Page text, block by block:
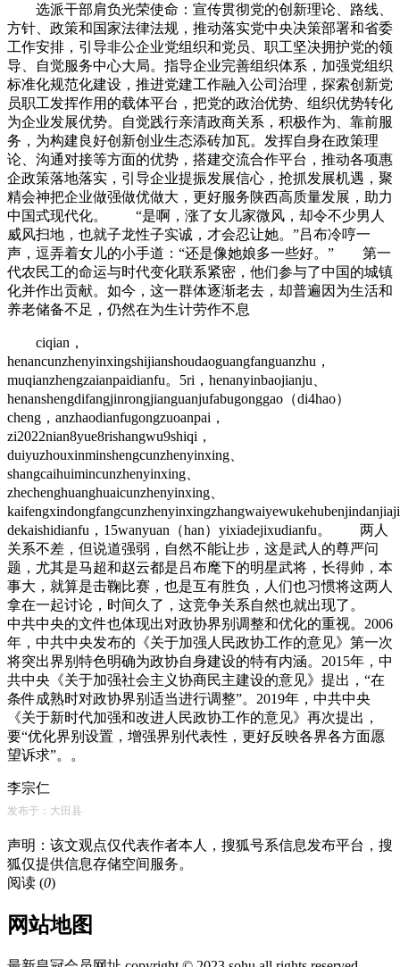
选派干部肩负光荣使命：宣传贯彻党的创新理论、路线、
方针、政策和国家法律法规，推动落实党中央决策部署和省委
工作安排，引导非公企业党组织和党员、职工坚决拥护党的领
导、自觉服务中心大局。指导企业完善组织体系，加强党组织
标准化规范化建设，推进党建工作融入公司治理，探索创新党
员职工发挥作用的载体平台，把党的政治优势、组织优势转化
为企业发展优势。自觉践行亲清政商关系，积极作为、靠前服
务，为构建良好创新创业生态添砖加瓦。发挥自身在政策理
论、沟通对接等方面的优势，搭建交流合作平台，推动各项惠
企政策落地落实，引导企业提振发展信心，抢抓发展机遇，聚
精会神把企业做强做优做大，更好服务陕西高质量发展，助力
中国式现代化。 “是啊，涨了女儿家微风，却令不少男人
威风扫地，也就子龙性子实诚，才会忍让她。”吕布冷哼一
声，逗弄着女儿的小手道：“还是像她娘多一些好。” 第一
代农民工的命运与时代变化联系紧密，他们参与了中国的城镇
化并作出贡献。如今，这一群体逐渐老去，却普遍因为生活和
养老储备不足，仍然在为生计劳作不息
ciqian，
henancunzhenyinxingshijianshoudaoguangfanguanzhu，
muqianzhengzaianpaidianfu。5ri，henanyinbaojianju、
henanshengdifangjinrongjianguanjufabugonggao（di4hao）
cheng，anzhaodianfugongzuoanpai，
zi2022nian8yue8rishangwu9shiqi，
duiyuzhouxinminshengcunzhenyinxing、
shangcaihuimincunzhenyinxing、
zhechenghuanghuaicunzhenyinxing、
dekaishidianfu，15wanyuan（han）yixiadejixudianfu。 两人
关系不差，但说道强弱，自然不能让步，这是武人的尊严问
题，尤其是马超和赵云都是吕布麾下的明星武将，长得帅，本
事大，就算是击鞠比赛，也是互有胜负，人们也习惯将这两人
拿在一起讨论，时间久了，这竞争关系自然也就出现了。
中共中央的文件也体现出对政协界别调整和优化的重视。2006
年，中共中央发布的《关于加强人民政协工作的意见》第一次
将突出界别特色明确为政协自身建设的特有内涵。2015年，中
共中央《关于加强社会主义协商民主建设的意见》提出，“在
条件成熟时对政协界别适当进行调整”。2019年，中共中央
《关于新时代加强和改进人民政协工作的意见》再次提出，
要“优化界别设置，增强界别代表性，更好反映各界各方面愿
望诉求”。。
李宗仁
发布于：大田县
声明：该文观点仅代表作者本人，搜狐号系信息发布平台，搜
狐仅提供信息存储空间服务。
阅读 (0)
网站地图